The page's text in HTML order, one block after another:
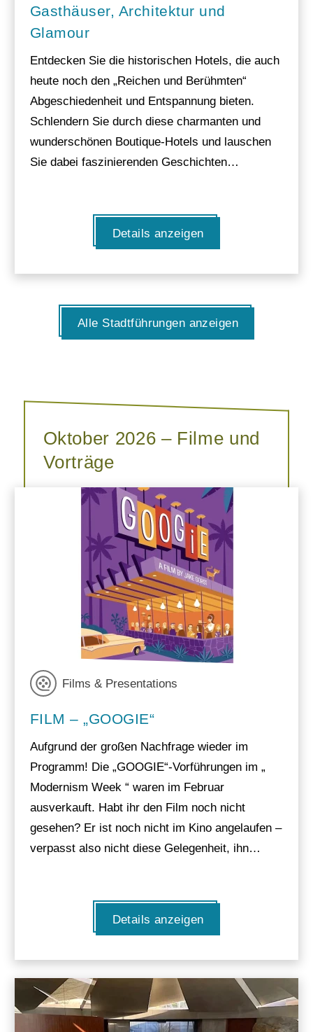
Gasthäuser, Architektur und
Glamour
Entdecken Sie die historischen Hotels, die auch
heute noch den „Reichen und Berühmten“
Abgeschiedenheit und Entspannung bieten.
Schlendern Sie durch diese charmanten und
wunderschönen Boutique-Hotels und lauschen
Sie dabei faszinierenden Geschichten…
Details anzeigen
Alle Stadtführungen anzeigen
Oktober 2026 – Filme und
Vorträge
Films & Presentations
FILM – „GOOGIE“
Aufgrund der großen Nachfrage wieder im
Programm! Die „GOOGIE“-Vorführungen im „
Modernism Week “ waren im Februar
ausverkauft. Habt ihr den Film noch nicht
gesehen? Er ist noch nicht im Kino angelaufen –
verpasst also nicht diese Gelegenheit, ihn…
Details anzeigen